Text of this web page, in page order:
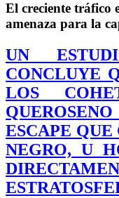
El creciente tráfico
amenaza para la
UN
CONCLUYE
LOS
ESCAPE
NEGRO, U